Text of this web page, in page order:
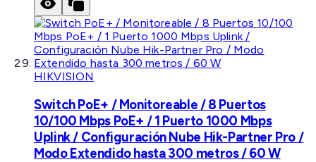
HIKVISION
Switch PoE+ / Monitoreable / 8 Puertos
10/100 Mbps PoE+ / 1 Puerto 1000 Mbps
Uplink / Configuración Nube Hik-Partner Pro /
Modo Extendido hasta 300 metros / 60 W